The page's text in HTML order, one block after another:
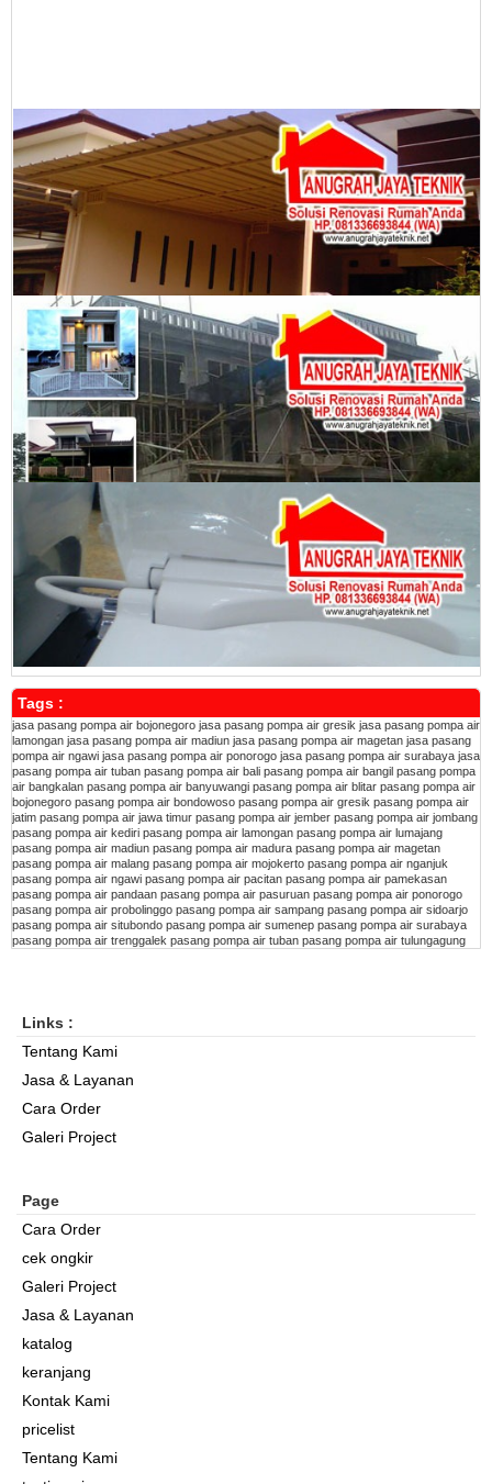
Tags :
jasa pasang pompa air bojonegoro jasa pasang pompa air gresik jasa pasang pompa air
lamongan jasa pasang pompa air madiun jasa pasang pompa air magetan jasa pasang
pompa air ngawi jasa pasang pompa air ponorogo jasa pasang pompa air surabaya jasa
pasang pompa air tuban pasang pompa air bali pasang pompa air bangil pasang pompa
air bangkalan pasang pompa air banyuwangi pasang pompa air blitar pasang pompa air
bojonegoro pasang pompa air bondowoso pasang pompa air gresik pasang pompa air
jatim pasang pompa air jawa timur pasang pompa air jember pasang pompa air jombang
pasang pompa air kediri pasang pompa air lamongan pasang pompa air lumajang
pasang pompa air madiun pasang pompa air madura pasang pompa air magetan
pasang pompa air malang pasang pompa air mojokerto pasang pompa air nganjuk
pasang pompa air ngawi pasang pompa air pacitan pasang pompa air pamekasan
pasang pompa air pandaan pasang pompa air pasuruan pasang pompa air ponorogo
pasang pompa air probolinggo pasang pompa air sampang pasang pompa air sidoarjo
pasang pompa air situbondo pasang pompa air sumenep pasang pompa air surabaya
pasang pompa air trenggalek pasang pompa air tuban pasang pompa air tulungagung
Links :
Tentang Kami
Jasa & Layanan
Cara Order
Galeri Project
Page
Cara Order
cek ongkir
Galeri Project
Jasa & Layanan
katalog
keranjang
Kontak Kami
pricelist
Tentang Kami